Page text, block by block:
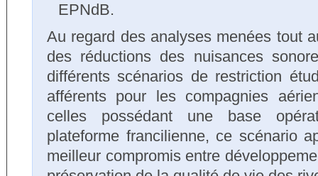
EPNdB.
Au regard des analyses menées tout
des réductions des nuisances
différents scénarios de restriction
afférents pour les compagnies
celles possédant une base
plateforme francilienne, ce scénario
meilleur compromis entre